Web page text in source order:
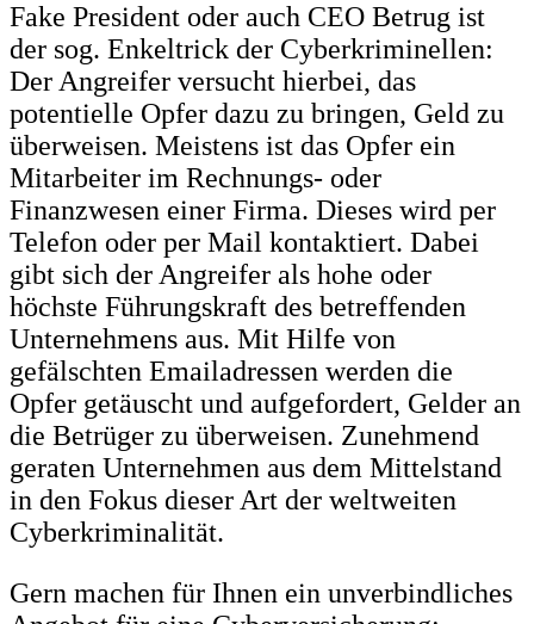
Fake President oder auch CEO Betrug ist
der sog. Enkeltrick der Cyberkriminellen:
Der Angreifer versucht hierbei, das
potentielle Opfer dazu zu bringen, Geld zu
überweisen. Meistens ist das Opfer ein
Mitarbeiter im Rechnungs- oder
Finanzwesen einer Firma. Dieses wird per
Telefon oder per Mail kontaktiert. Dabei
gibt sich der Angreifer als hohe oder
höchste Führungskraft des betreffenden
Unternehmens aus. Mit Hilfe von
gefälschten Emailadressen werden die
Opfer getäuscht und aufgefordert, Gelder an
die Betrüger zu überweisen. Zunehmend
geraten Unternehmen aus dem Mittelstand
in den Fokus dieser Art der weltweiten
Cyberkriminalität.
Gern machen für Ihnen ein unverbindliches